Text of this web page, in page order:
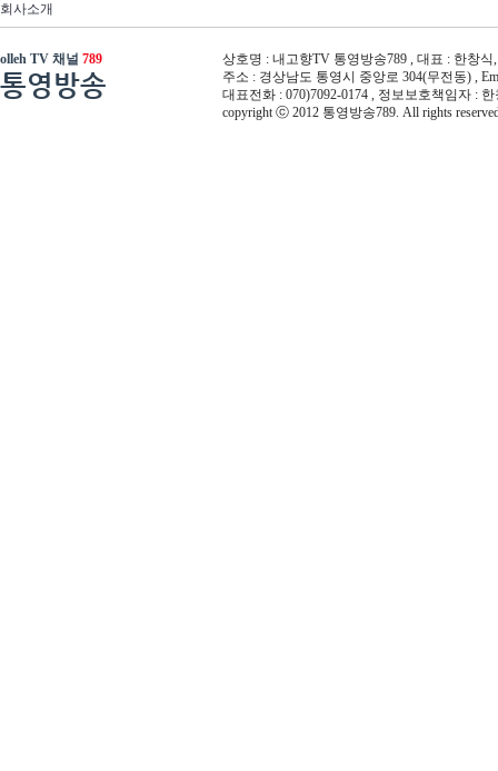
회사소개
olleh TV 채널 789
통영방송
상호명 : 내고향TV 통영방송789 , 대표 : 한창식
주소 : 경상남도 통영시 중앙로 304(무전동) ,
대표전화 : 070)7092-0174 , 정보보호책임자 :
copyright ⓒ 2012 통영방송789. All rights